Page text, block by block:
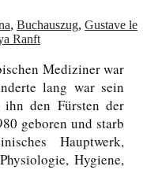
, Buchauszug, Gustave le
Ranft
Mediziner war
lang war sein
den Fürsten der
geboren und starb
Hauptwerk,
Hygiene,